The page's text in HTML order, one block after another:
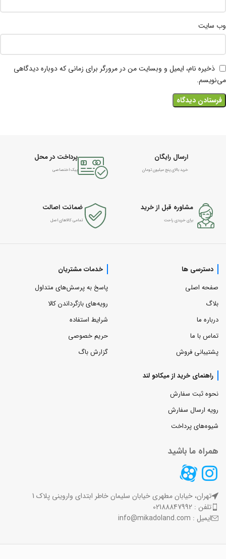
وب‌ سایت
ذخیره نام، ایمیل و وبسایت من در مرورگر برای زمانی که دوباره دیدگاهی
می‌نویسم.
ارسال رایگان
خرید بالای پنج میلیون تومان
پرداخت در محل
پیک اختصاصی
مشاوره قبل از خرید
برای خریدی راحت
ضمانت اصالت
تمامی کالاهای اصل
دسترسی ها
صفحه اصلی
بلاگ
درباره ما
تماس با ما
پشتیبانی فروش
خدمات مشتریان
پاسخ به پرسش‌های متداول
رویه‌های بازگرداندن کالا
شرایط استفاده
حریم خصوصی
گزارش باگ
راهنمای خرید از میکادو لند
نحوه ثبت سفارش
رویه ارسال سفارش
شیوه‌های پرداخت
همراه ما باشید
تهران، خیابان مطهری خیابان سلیمان خاطر ابتدای واروینی پلاک 1
تلفن : 02188847992
ایمیل : info@mikadoland.com